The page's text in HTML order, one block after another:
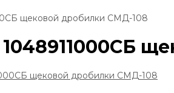
щековой дробилки СМД-108